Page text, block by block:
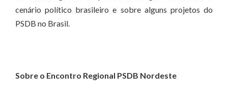
cenário político brasileiro e sobre alguns projetos do
PSDB no Brasil.
Sobre o Encontro Regional PSDB Nordeste